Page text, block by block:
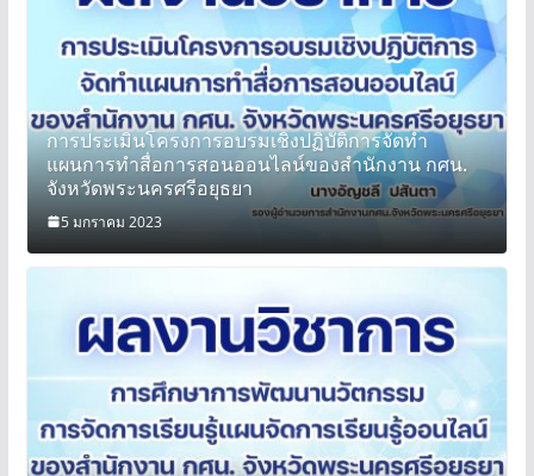
การประเมินโครงการอบรมเชิงปฏิบัติการจัดทำ
แผนการทำสื่อการสอนออนไลน์ของสำนักงาน กศน.
จังหวัดพระนครศรีอยุธยา
5 มกราคม 2023